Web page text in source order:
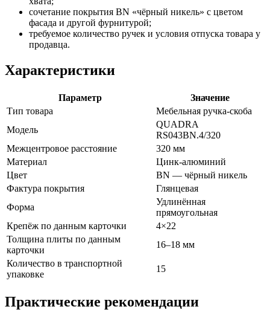
сочетание покрытия BN «чёрный никель» с цветом
фасада и другой фурнитурой;
требуемое количество ручек и условия отпуска товара у
продавца.
Характеристики
Параметр
Значение
Тип товара
Мебельная ручка-скоба
Модель
QUADRA
RS043BN.4/320
Межцентровое расстояние
320 мм
Материал
Цинк-алюминий
Цвет
BN — чёрный никель
Фактура покрытия
Глянцевая
Форма
Удлинённая
прямоугольная
Крепёж по данным карточки
4×22
Толщина плиты по данным
карточки
16–18 мм
Количество в транспортной
упаковке
15
Практические рекомендации